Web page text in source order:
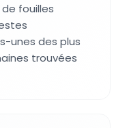
fouilles
unes des plus
trouvées